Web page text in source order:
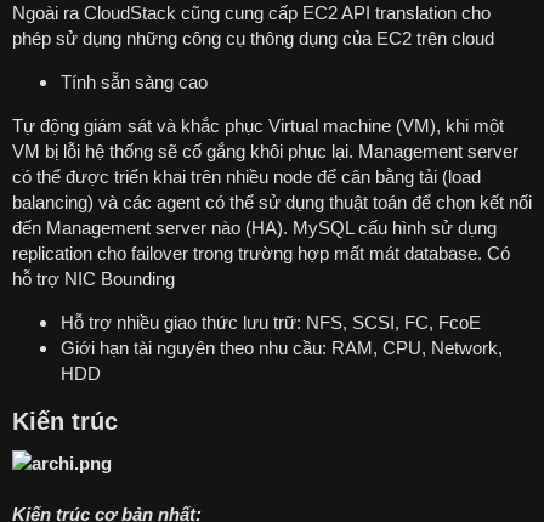
Ngoài ra CloudStack cũng cung cấp EC2 API translation cho
phép sử dụng những công cụ thông dụng của EC2 trên cloud
Tính sẵn sàng cao
Tự động giám sát và khắc phục Virtual machine (VM), khi một
VM bị lỗi hệ thống sẽ cố gắng khôi phục lại. Management server
có thể được triển khai trên nhiều node để cân bằng tải (load
balancing) và các agent có thể sử dụng thuật toán để chọn kết nối
đến Management server nào (HA). MySQL cấu hình sử dụng
replication cho failover trong trường hợp mất mát database. Có
hỗ trợ NIC Bounding
Hỗ trợ nhiều giao thức lưu trữ: NFS, SCSI, FC, FcoE
Giới hạn tài nguyên theo nhu cầu: RAM, CPU, Network,
HDD
Kiến trúc
Kiến trúc cơ bản nhất: